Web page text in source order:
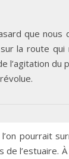
que nous
la route qui
l’agitation
pourrait
l’estuaire. À